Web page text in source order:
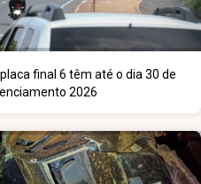
final 6 têm até o dia 30 de
2026